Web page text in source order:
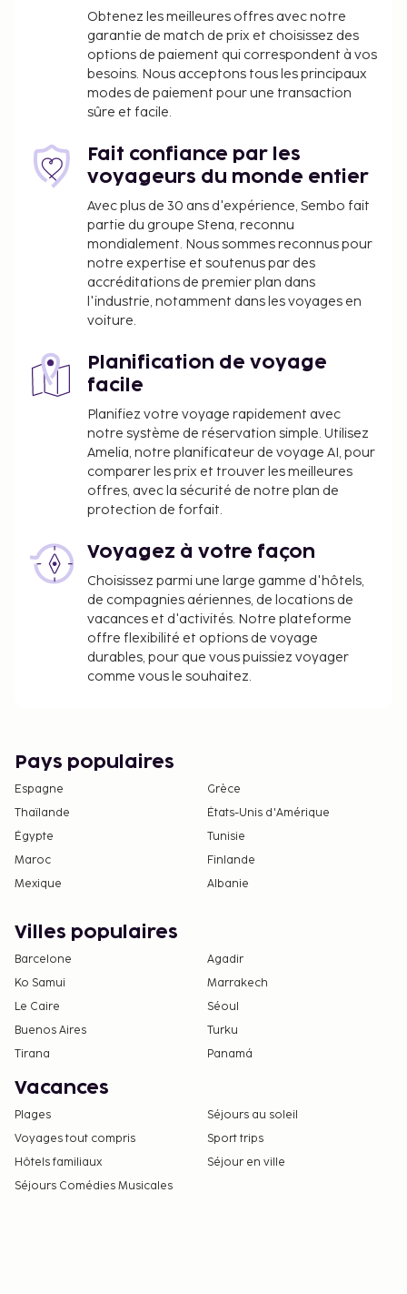
Obtenez les meilleures offres avec notre
garantie de match de prix et choisissez des
options de paiement qui correspondent à vos
besoins. Nous acceptons tous les principaux
modes de paiement pour une transaction
sûre et facile.
Fait confiance par les
voyageurs du monde entier
Avec plus de 30 ans d'expérience, Sembo fait
partie du groupe Stena, reconnu
mondialement. Nous sommes reconnus pour
notre expertise et soutenus par des
accréditations de premier plan dans
l'industrie, notamment dans les voyages en
voiture.
Planification de voyage
facile
Planifiez votre voyage rapidement avec
notre système de réservation simple. Utilisez
Amelia, notre planificateur de voyage AI, pour
comparer les prix et trouver les meilleures
offres, avec la sécurité de notre plan de
protection de forfait.
Voyagez à votre façon
Choisissez parmi une large gamme d'hôtels,
de compagnies aériennes, de locations de
vacances et d'activités. Notre plateforme
offre flexibilité et options de voyage
durables, pour que vous puissiez voyager
comme vous le souhaitez.
Pays populaires
Espagne
Grèce
Thaïlande
États-Unis d'Amérique
Égypte
Tunisie
Maroc
Finlande
Mexique
Albanie
Villes populaires
Barcelone
Agadir
Ko Samui
Marrakech
Le Caire
Séoul
Buenos Aires
Turku
Tirana
Panamá
Vacances
Plages
Séjours au soleil
Voyages tout compris
Sport trips
Hôtels familiaux
Séjour en ville
Séjours Comédies Musicales